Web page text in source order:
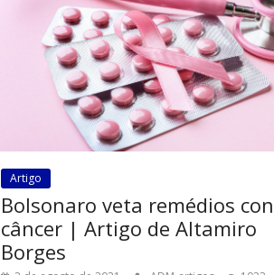
Artigo
Bolsonaro veta remédios
câncer | Artigo de Altamiro
Borges